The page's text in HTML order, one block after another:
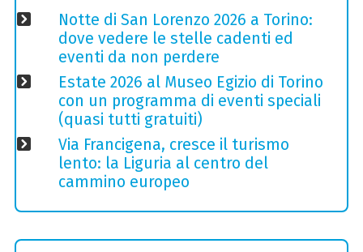
Notte di San Lorenzo 2026 a Torino:
dove vedere le stelle cadenti ed
eventi da non perdere
Estate 2026 al Museo Egizio di Torino
con un programma di eventi speciali
(quasi tutti gratuiti)
Via Francigena, cresce il turismo
lento: la Liguria al centro del
cammino europeo